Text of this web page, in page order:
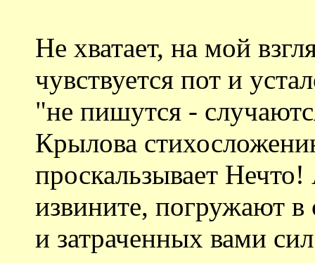
Не хватает, на мой
чувствуется пот и
"не пишутся -
Крылова
проскальзывает
извините, погружают
и затраченных вами